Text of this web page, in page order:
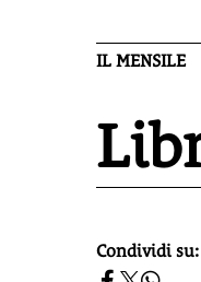
IL MENSILE
Condividi su: